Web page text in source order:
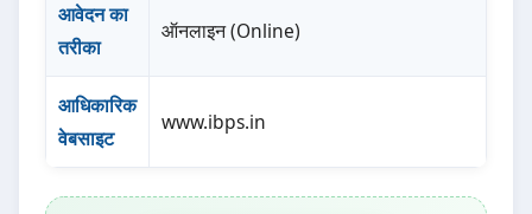
आवेदन का
तरीका
ऑनलाइन (Online)
आधिकारिक
वेबसाइट
www.ibps.in